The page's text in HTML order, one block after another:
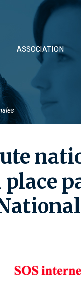
ASSOCIATION